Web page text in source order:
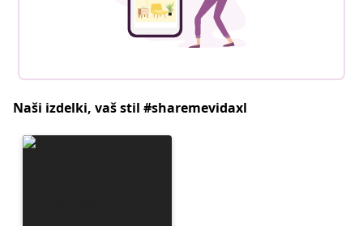
Naši izdelki, vaš stil #sharemevidaxl